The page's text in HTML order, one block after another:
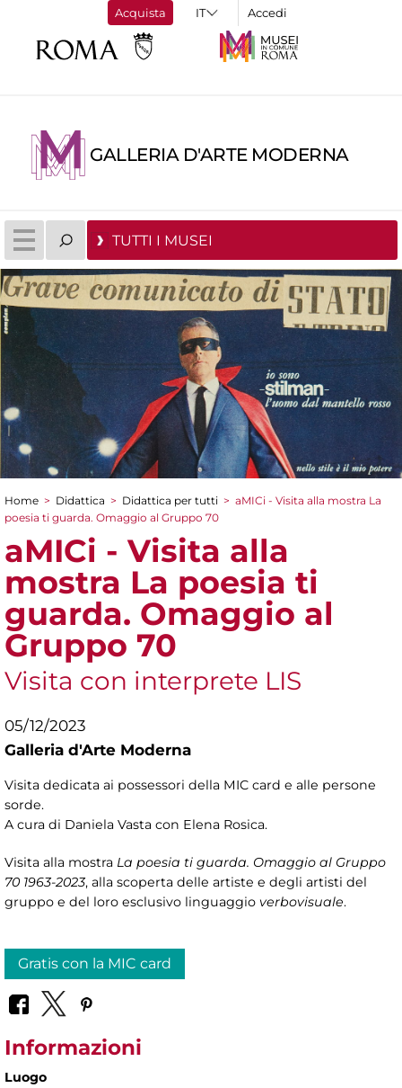
Acquista Accedi
GALLERIA D'ARTE MODERNA
TUTTI I MUSEI
Tu sei qui
Home > Didattica > Didattica per tutti > aMICi - Visita alla mostra La
poesia ti guarda. Omaggio al Gruppo 70
aMICi - Visita alla
mostra La poesia ti
guarda. Omaggio al
Gruppo 70
Visita con interprete LIS
05/12/2023
Galleria d'Arte Moderna
Visita dedicata ai possessori della MIC card e alle persone
sorde.
A cura di Daniela Vasta con Elena Rosica.
Visita alla mostra La poesia ti guarda. Omaggio al Gruppo
70 1963-2023, alla scoperta delle artiste e degli artisti del
gruppo e del loro esclusivo linguaggio verbovisuale.
Gratis con la MIC card
Informazioni
Luogo